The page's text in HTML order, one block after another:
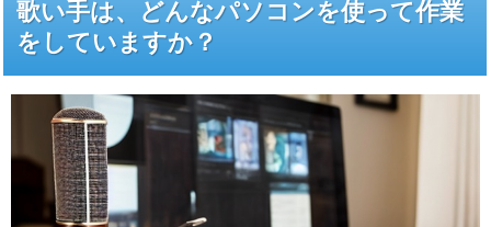
歌い手は、どんなパソコンを使って作業
をしていますか？